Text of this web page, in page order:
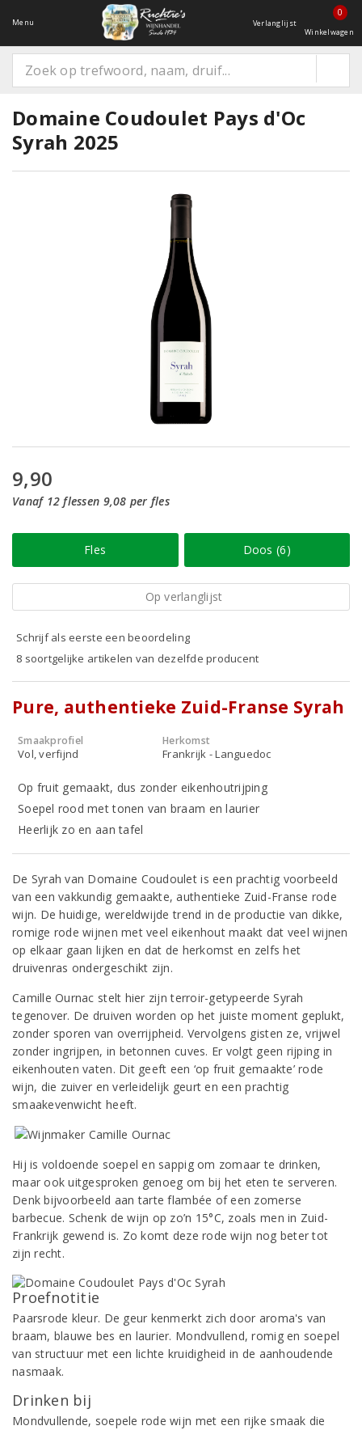
Menu Verlanglijst
0
Winkelwagen
Domaine Coudoulet Pays d'Oc
Syrah 2025
9,90
Vanaf 12 flessen 9,08 per fles
Fles Doos (6)
Op verlanglijst
Schrijf als eerste een beoordeling
8 soortgelijke artikelen van dezelfde producent
Pure, authentieke Zuid-Franse Syrah
Smaakprofiel
Vol, verfijnd
Herkomst
Frankrijk - Languedoc
Op fruit gemaakt, dus zonder eikenhoutrijping
Soepel rood met tonen van braam en laurier
Heerlijk zo en aan tafel
De Syrah van Domaine Coudoulet is een prachtig voorbeeld
van een vakkundig gemaakte, authentieke Zuid-Franse rode
wijn. De huidige, wereldwijde trend in de productie van dikke,
romige rode wijnen met veel eikenhout maakt dat veel wijnen
op elkaar gaan lijken en dat de herkomst en zelfs het
druivenras ondergeschikt zijn.
Camille Ournac stelt hier zijn terroir-getypeerde Syrah
tegenover. De druiven worden op het juiste moment geplukt,
zonder sporen van overrijpheid. Vervolgens gisten ze, vrijwel
zonder ingrijpen, in betonnen cuves. Er volgt geen rijping in
eikenhouten vaten. Dit geeft een ‘op fruit gemaakte’ rode
wijn, die zuiver en verleidelijk geurt en een prachtig
smaakevenwicht heeft.
Hij is voldoende soepel en sappig om zomaar te drinken,
maar ook uitgesproken genoeg om bij het eten te serveren.
Denk bijvoorbeeld aan tarte flambée of een zomerse
barbecue. Schenk de wijn op zo’n 15°C, zoals men in Zuid-
Frankrijk gewend is. Zo komt deze rode wijn nog beter tot
zijn recht.
Proefnotitie
Paarsrode kleur. De geur kenmerkt zich door aroma's van
braam, blauwe bes en laurier. Mondvullend, romig en soepel
van structuur met een lichte kruidigheid in de aanhoudende
nasmaak.
Drinken bij
Mondvullende, soepele rode wijn met een rijke smaak die